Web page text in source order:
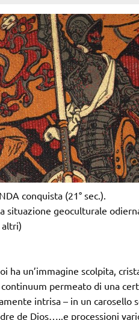
conquista (21° sec.).
situazione geoculturale
altri)
ha un’immagine scolpita,
permeato di una
intrisa – in un carosello
de Dios…..e processioni